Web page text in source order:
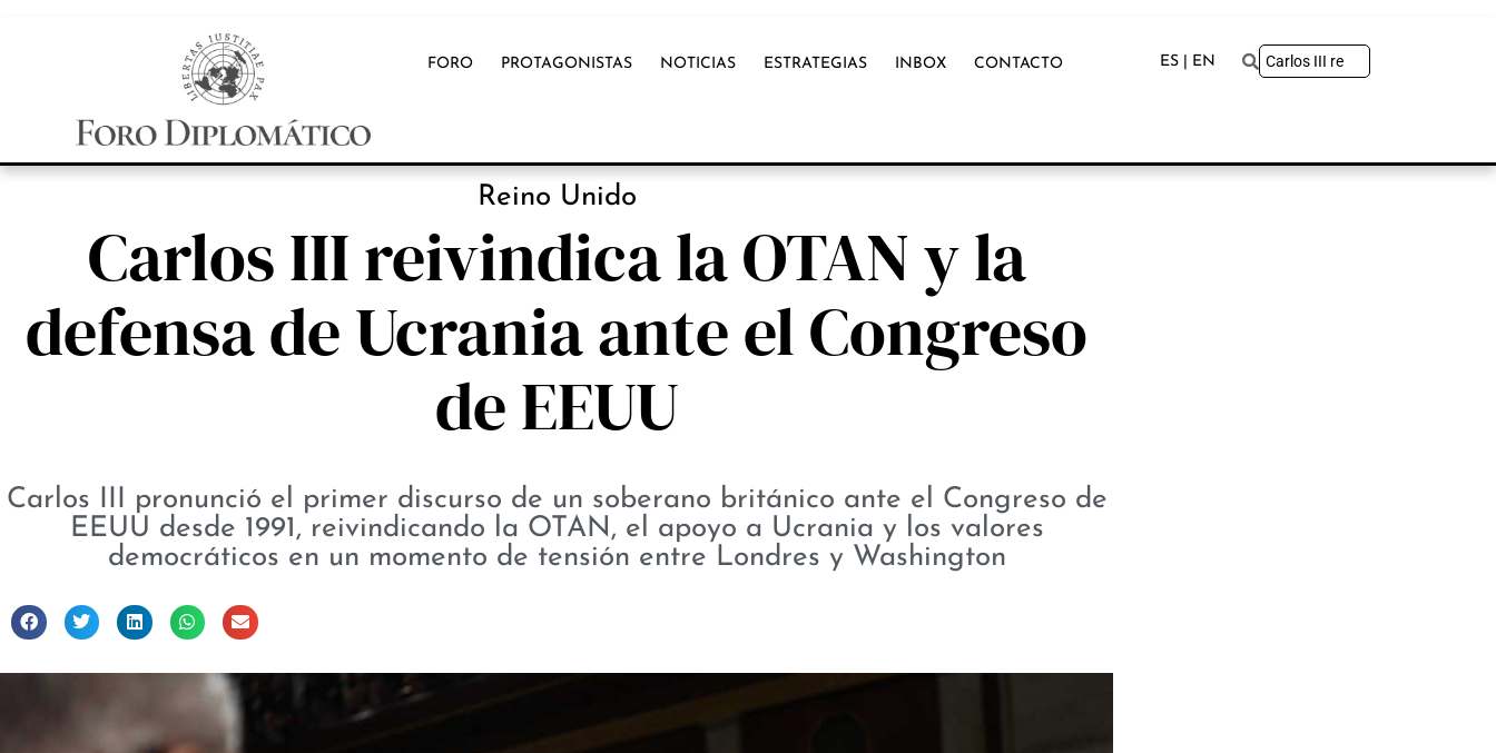
FORO PROTAGONISTAS NOTICIAS ESTRATEGIAS INBOX CONTACTO ES | EN
Reino Unido
Carlos III reivindica la OTAN y la
defensa de Ucrania ante el Congreso
de EEUU
Carlos III pronunció el primer discurso de un soberano británico ante el Congreso de
EEUU desde 1991, reivindicando la OTAN, el apoyo a Ucrania y los valores
democráticos en un momento de tensión entre Londres y Washington